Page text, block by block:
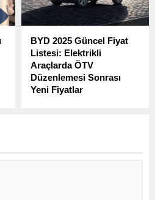
BYD 2025 Güncel Fiyat
Listesi: Elektrikli
Araçlarda ÖTV
Düzenlemesi Sonrası
Yeni Fiyatlar
yeniden belirlendi.